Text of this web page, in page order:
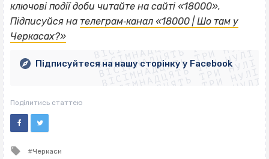
ключові події доби читайте на сайті «18000».
Підписуйся на телеграм‐канал «18000 | Шо там у
Черкасах?»
ВІСІМНАДЦЯТЬ ТРИ НУЛІ
ВІСІМНАДЦЯТЬ ТРИ НУЛІ
ВІСІМНАДЦЯТЬ ТРИ НУЛІ
ВІСІМНАДЦЯТЬ ТРИ НУЛІ
ВІСІМНАДЦЯТЬ ТРИ НУЛІ
ВІСІМНАДЦЯТЬ ТРИ НУЛІ
ВІСІМНАДЦЯТЬ ТРИ НУЛІ
ВІСІМНАДЦЯТЬ ТРИ НУЛІ
Підписуйтеся на нашу сторінку у Facebook
Поділитись статтею
Tagged
Черкаси